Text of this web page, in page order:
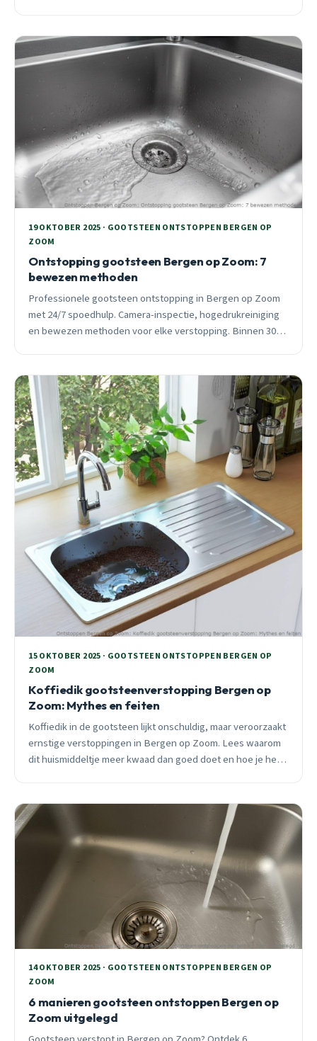
19 OKTOBER 2025 · GOOTSTEEN ONTSTOPPEN BERGEN OP
ZOOM
Ontstopping gootsteen Bergen op Zoom: 7
bewezen methoden
Professionele gootsteen ontstopping in Bergen op Zoom
met 24/7 spoedhulp. Camera-inspectie, hogedrukreiniging
en bewezen methoden voor elke verstopping. Binnen 30
15 OKTOBER 2025 · GOOTSTEEN ONTSTOPPEN BERGEN OP
ZOOM
Koffiedik gootsteenverstopping Bergen op
Zoom: Mythes en feiten
Koffiedik in de gootsteen lijkt onschuldig, maar veroorzaakt
ernstige verstoppingen in Bergen op Zoom. Lees waarom
dit huismiddeltje meer kwaad dan goed doet en hoe je het
14 OKTOBER 2025 · GOOTSTEEN ONTSTOPPEN BERGEN OP
ZOOM
6 manieren gootsteen ontstoppen Bergen op
Zoom uitgelegd